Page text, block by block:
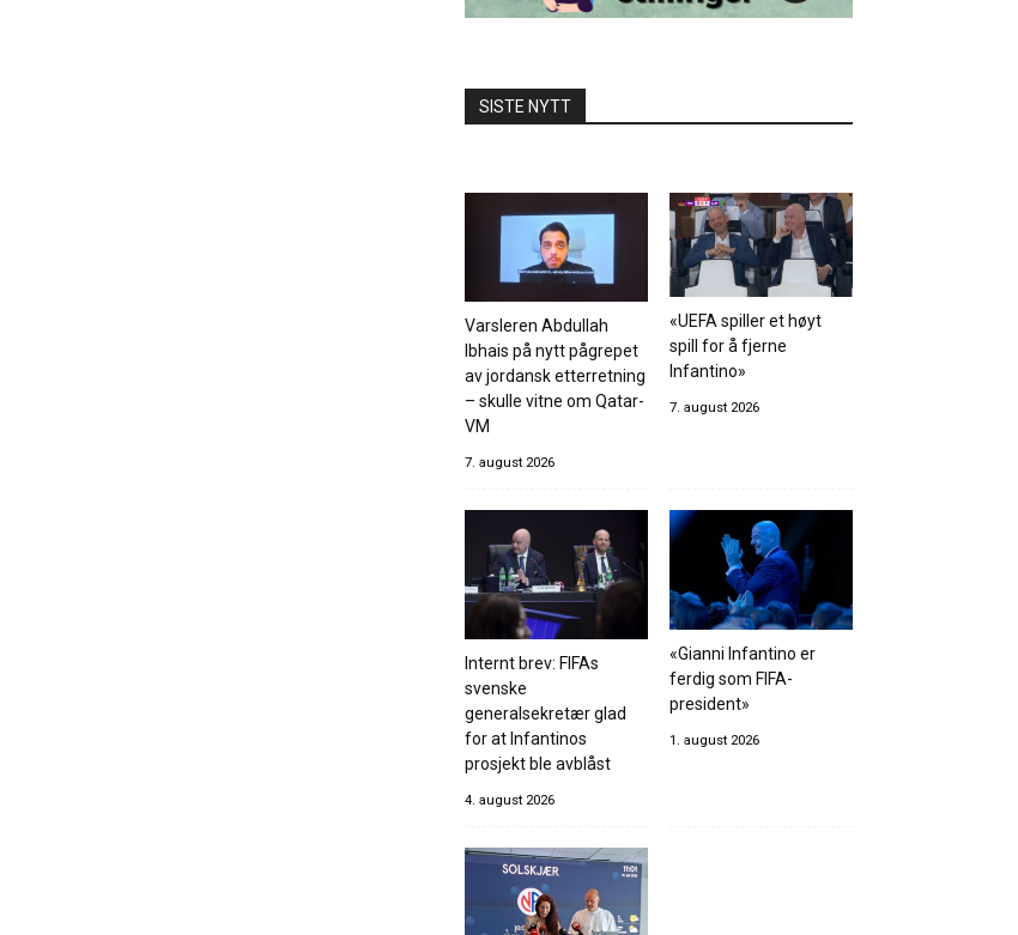
SISTE NYTT
Varsleren Abdullah
Ibhais på nytt pågrepet
av jordansk etterretning
– skulle vitne om Qatar-
VM
7. august 2026
«UEFA spiller et høyt
spill for å fjerne
Infantino»
7. august 2026
Internt brev: FIFAs
svenske
generalsekretær glad
for at Infantinos
prosjekt ble avblåst
4. august 2026
«Gianni Infantino er
ferdig som FIFA-
president»
1. august 2026